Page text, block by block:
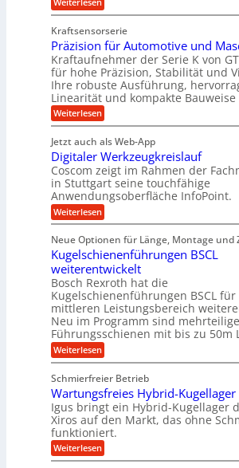
g
e
c
h
g
e
w
i
n
d
e
t
i
e
b
e
f
ü
r
r
a
u
e
U
m
g
e
b
u
n
g
e
n
t
u
n
d
A
u
f
t
r
a
g
s
e
i
n
g
a
n
g
s
l
o
s
e
,
w
e
n
i
g
e
r
S
t
e
l
l
e
n
Z
h
n
s
t
a
n
g
e
n
e
t
r
i
e
b
e
f
r
p
r
ä
z
i
s
e
H
u
b
e
w
e
g
u
n
g
e
Kraftsensorserie
Präzision für Automotive und
Kraftaufnehmer der Serie K von
für hohe Präzision, Stabilität und
Ihre robuste Ausführung,
Linearität und kompakte
Weiterlesen:
P
ä
z
i
s
i
o
n
f
r
A
u
t
o
m
o
t
i
v
e
n
d
M
a
s
c
h
i
Jetzt auch als Web-App
Digitaler Werkzeugkreislauf
Coscom zeigt im Rahmen der
in Stuttgart seine touchfähige
Anwendungsoberfläche InfoPoint.
Weiterlesen:
D
g
i
t
a
l
e
r
W
e
r
k
z
e
u
g
k
r
e
i
s
Neue Optionen für Länge, Montage und
Kugelschienenführungen BSCL
weiterentwickelt
Bosch Rexroth hat die
Kugelschienenführungen BSCL für
mittleren Leistungsbereich
Neu im Programm sind mehrteilige
Führungsschienen mit bis zu 50m
Weiterlesen:
K
g
e
l
s
c
h
i
e
Schmierfreier Betrieb
Wartungsfreies Hybrid-Kugellager
Igus bringt ein Hybrid-Kugellager
Xiros auf den Markt, das ohne
funktioniert.
Weiterlesen:
W